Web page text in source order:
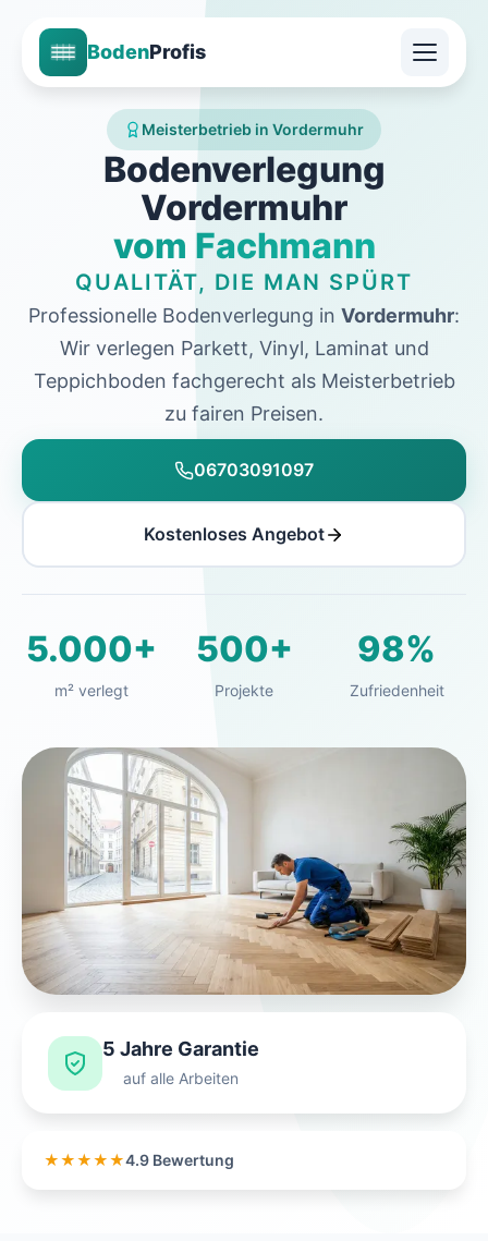
BodenProfis
Meisterbetrieb in Vordermuhr
Bodenverlegung
Vordermuhr
vom Fachmann
QUALITÄT, DIE MAN SPÜRT
Professionelle Bodenverlegung in Vordermuhr:
Wir verlegen Parkett, Vinyl, Laminat und
Teppichboden fachgerecht als Meisterbetrieb
zu fairen Preisen.
06703091097
Kostenloses Angebot
5.000+
m² verlegt
500+
Projekte
98%
Zufriedenheit
5 Jahre Garantie
auf alle Arbeiten
★★★★★4.9 Bewertung